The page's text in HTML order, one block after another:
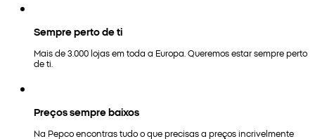
Sempre perto de ti
Mais de 3.000 lojas em toda a Europa. Queremos estar sempre perto
de ti.
Preços sempre baixos
Na Pepco encontras tudo o que precisas a preços incrivelmente